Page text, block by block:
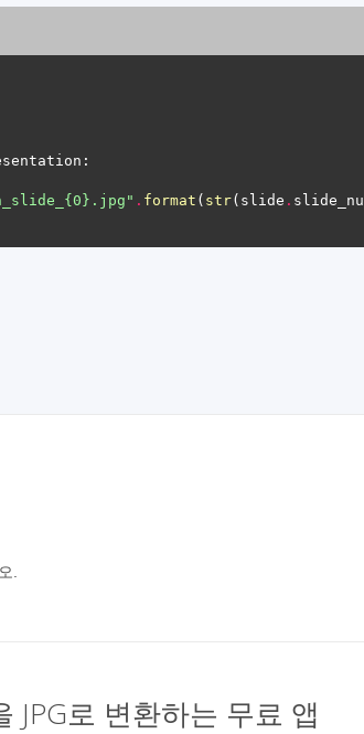
{0} .jpg" . format ( str(slide .
.
JPG로 변환하는 무료 앱